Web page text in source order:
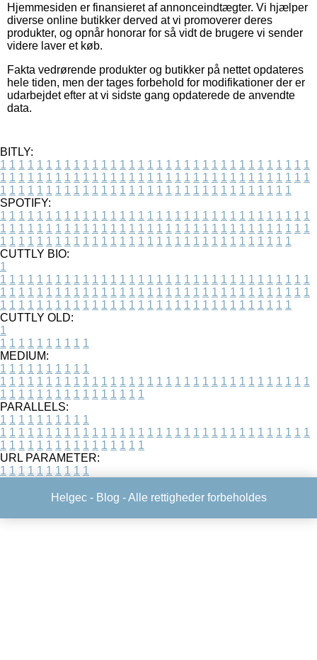
Hjemmesiden er finansieret af annonceindtægter. Vi hjælper
diverse online butikker derved at vi promoverer deres
produkter, og opnår honorar for så vidt de brugere vi sender
videre laver et køb.
Fakta vedrørende produkter og butikker på nettet opdateres
hele tiden, men der tages forbehold for modifikationer der er
udarbejdet efter at vi sidste gang opdaterede de anvendte
data.
BITLY:
1 1 1 1 1 1 1 1 1 1 1 1 1 1 1 1 1 1 1 1 1 1 1 1 1 1 1 1 1 1 1 1 1 1
1 1 1 1 1 1 1 1 1 1 1 1 1 1 1 1 1 1 1 1 1 1 1 1 1 1 1 1 1 1 1 1 1 1
1 1 1 1 1 1 1 1 1 1 1 1 1 1 1 1 1 1 1 1 1 1 1 1 1 1 1 1 1 1 1 1
SPOTIFY:
1 1 1 1 1 1 1 1 1 1 1 1 1 1 1 1 1 1 1 1 1 1 1 1 1 1 1 1 1 1 1 1 1 1
1 1 1 1 1 1 1 1 1 1 1 1 1 1 1 1 1 1 1 1 1 1 1 1 1 1 1 1 1 1 1 1 1 1
1 1 1 1 1 1 1 1 1 1 1 1 1 1 1 1 1 1 1 1 1 1 1 1 1 1 1 1 1 1 1 1
CUTTLY BIO:
1
1 1 1 1 1 1 1 1 1 1 1 1 1 1 1 1 1 1 1 1 1 1 1 1 1 1 1 1 1 1 1 1 1 1
1 1 1 1 1 1 1 1 1 1 1 1 1 1 1 1 1 1 1 1 1 1 1 1 1 1 1 1 1 1 1 1 1 1
1 1 1 1 1 1 1 1 1 1 1 1 1 1 1 1 1 1 1 1 1 1 1 1 1 1 1 1 1 1 1 1
CUTTLY OLD:
1
1 1 1 1 1 1 1 1 1 1
MEDIUM:
1 1 1 1 1 1 1 1 1 1
1 1 1 1 1 1 1 1 1 1 1 1 1 1 1 1 1 1 1 1 1 1 1 1 1 1 1 1 1 1 1 1 1 1
1 1 1 1 1 1 1 1 1 1 1 1 1 1 1 1
PARALLELS:
1 1 1 1 1 1 1 1 1 1
1 1 1 1 1 1 1 1 1 1 1 1 1 1 1 1 1 1 1 1 1 1 1 1 1 1 1 1 1 1 1 1 1 1
1 1 1 1 1 1 1 1 1 1 1 1 1 1 1 1
URL PARAMETER:
1 1 1 1 1 1 1 1 1 1
Helgec - Blog - Alle rettigheder forbeholdes